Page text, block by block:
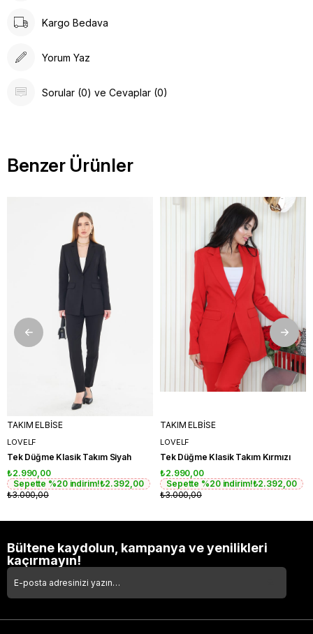
Kargo Bedava
Yorum Yaz
Sorular (0) ve Cevaplar (0)
Benzer Ürünler
TAKIM ELBİSE
LOVELF
Tek Düğme Klasik Takım Siyah
₺2.990,00
Sepette %20 indirim!₺2.392,00
₺3.000,00
TAKIM ELBİSE
LOVELF
Tek Düğme Klasik Takım Kırmızı
₺2.990,00
Sepette %20 indirim!₺2.392,00
₺3.000,00
Bültene kaydolun, kampanya ve yenilikleri
kaçırmayın!